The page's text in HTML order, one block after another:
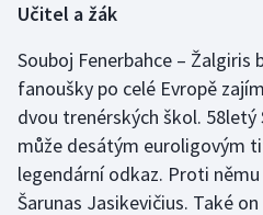
Vodní slalom
Volejbal
Ostatní
Učitel a žák
Souboj Fenerbahce – Žalgiris
fanoušky po celé Evropě
dvou trenérských škol. 58letý
může desátým euroligovým
legendární odkaz. Proti
Šarunas Jasikevičius. Také